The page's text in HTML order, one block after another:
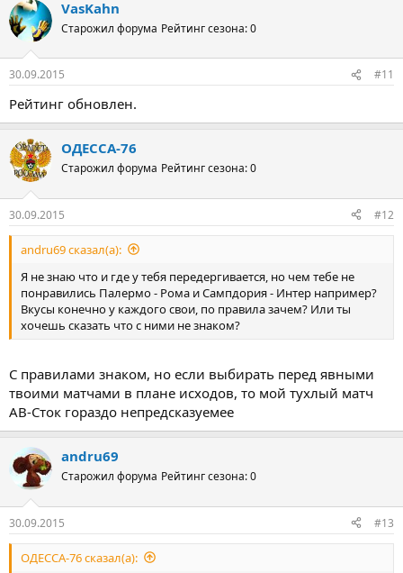
VasKahn
Старожил форума Рейтинг сезона: 0
30.09.2015 #11
Рейтинг обновлен.
ОДЕССА-76
Старожил форума Рейтинг сезона: 0
30.09.2015 #12
andru69 сказал(а):
Я не знаю что и где у тебя передергивается, но чем тебе не
понравились Палермо - Рома и Сампдория - Интер например?
Вкусы конечно у каждого свои, по правила зачем? Или ты
хочешь сказать что с ними не знаком?
С правилами знаком, но если выбирать перед явными
твоими матчами в плане исходов, то мой тухлый матч
АВ-Сток гораздо непредсказуемее
andru69
Старожил форума Рейтинг сезона: 0
30.09.2015 #13
ОДЕССА-76 сказал(а):